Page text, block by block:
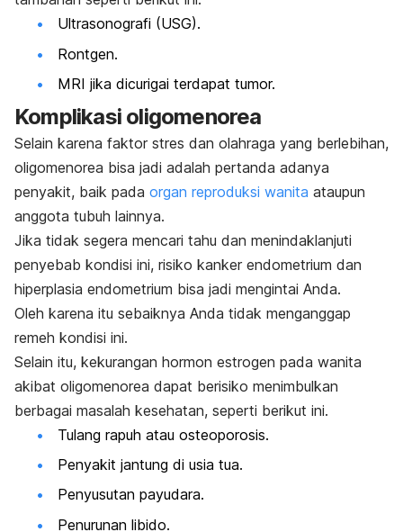
Ultrasonografi (USG).
Rontgen.
MRI jika dicurigai terdapat tumor.
Komplikasi oligomenorea
Selain karena faktor stres dan olahraga yang berlebihan,
oligomenorea bisa jadi adalah pertanda adanya
penyakit, baik pada organ reproduksi wanita ataupun
anggota tubuh lainnya.
Jika tidak segera mencari tahu dan menindaklanjuti
penyebab kondisi ini, risiko kanker endometrium dan
hiperplasia endometrium bisa jadi mengintai Anda.
Oleh karena itu sebaiknya Anda tidak menganggap
remeh kondisi ini.
Selain itu, kekurangan hormon estrogen pada wanita
akibat oligomenorea dapat berisiko menimbulkan
berbagai masalah kesehatan, seperti berikut ini.
Tulang rapuh atau osteoporosis.
Penyakit jantung di usia tua.
Penyusutan payudara.
Penurunan libido.